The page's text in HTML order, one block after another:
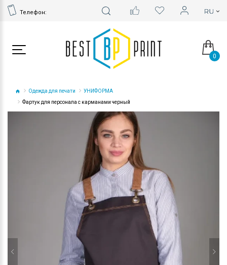
Телефон:
0
Одежда для печати
УНИФОРМА
Фартук для персонала с карманами черный